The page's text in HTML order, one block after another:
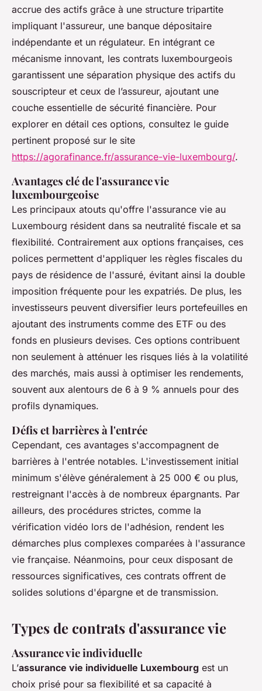
accrue des actifs grâce à une structure tripartite
impliquant l'assureur, une banque dépositaire
indépendante et un régulateur. En intégrant ce
mécanisme innovant, les contrats luxembourgeois
garantissent une séparation physique des actifs du
souscripteur et ceux de l’assureur, ajoutant une
couche essentielle de sécurité financière. Pour
explorer en détail ces options, consultez le guide
pertinent proposé sur le site
https://agorafinance.fr/assurance-vie-luxembourg/.
Avantages clé de l'assurance vie
luxembourgeoise
Les principaux atouts qu'offre l'assurance vie au
Luxembourg résident dans sa neutralité fiscale et sa
flexibilité. Contrairement aux options françaises, ces
polices permettent d'appliquer les règles fiscales du
pays de résidence de l'assuré, évitant ainsi la double
imposition fréquente pour les expatriés. De plus, les
investisseurs peuvent diversifier leurs portefeuilles en
ajoutant des instruments comme des ETF ou des
fonds en plusieurs devises. Ces options contribuent
non seulement à atténuer les risques liés à la volatilité
des marchés, mais aussi à optimiser les rendements,
souvent aux alentours de 6 à 9 % annuels pour des
profils dynamiques.
Défis et barrières à l'entrée
Cependant, ces avantages s'accompagnent de
barrières à l'entrée notables. L'investissement initial
minimum s'élève généralement à 25 000 € ou plus,
restreignant l'accès à de nombreux épargnants. Par
ailleurs, des procédures strictes, comme la
vérification vidéo lors de l'adhésion, rendent les
démarches plus complexes comparées à l'assurance
vie française. Néanmoins, pour ceux disposant de
ressources significatives, ces contrats offrent de
solides solutions d'épargne et de transmission.
Types de contrats d'assurance vie
Assurance vie individuelle
L’assurance vie individuelle Luxembourg est un
choix prisé pour sa flexibilité et sa capacité à